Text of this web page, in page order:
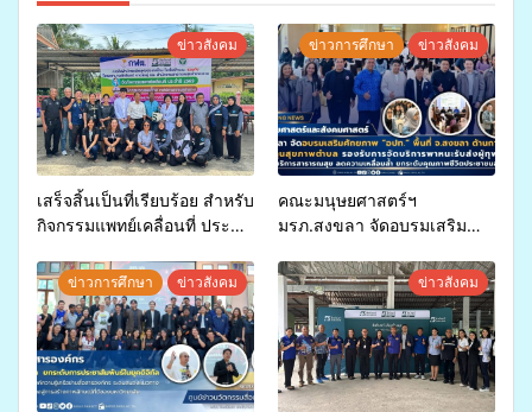
ข่าวสังคม
เสร็จสิ้นเป็นที่เรียบร้อย สำหรับ
กิจกรรมแพทย์เคลื่อนที่ ประจำ
สุขภาพแก่ประชาชนในพื้นที่
อำเภอจะนะ
ข่าวการศึกษา ข่าวสังคม
คณะมนุษยศาสตร์ฯ
มรภ.สงขลา จัดอบรมเสริม
จ่ายงบกองทุนสุขภาพตำบล
รองรับการจัดบริการพาหนะรับ
ส่งผู้ทุพพลภาพเพื่อเข้ารับ
บริการสาธารณสุข ลดความ
เหลื่อมล้ำ ยกระดับคุณภาพ
ชีวิตประชาชนอย่างยั่งยืน
ข่าวการศึกษา ข่าวสังคม ข่าวสังคม